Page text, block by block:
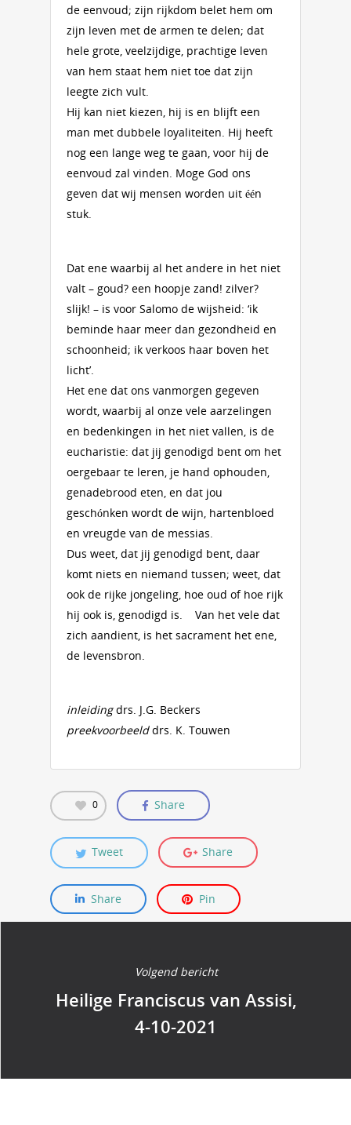
de eenvoud; zijn rijkdom belet hem om
zijn leven met de armen te delen; dat
hele grote, veelzijdige, prachtige leven
van hem staat hem niet toe dat zijn
leegte zich vult.
Hij kan niet kiezen, hij is en blijft een
man met dubbele loyaliteiten. Hij heeft
nog een lange weg te gaan, voor hij de
eenvoud zal vinden. Moge God ons
geven dat wij mensen worden uit één
stuk.
Dat ene waarbij al het andere in het niet
valt – goud? een hoopje zand! zilver?
slijk! – is voor Salomo de wijsheid: ‘ik
beminde haar meer dan gezondheid en
schoonheid; ik verkoos haar boven het
licht’.
Het ene dat ons vanmorgen gegeven
wordt, waarbij al onze vele aarzelingen
en bedenkingen in het niet vallen, is de
eucharistie: dat jij genodigd bent om het
oergebaar te leren, je hand ophouden,
genadebrood eten, en dat jou
geschónken wordt de wijn, hartenbloed
en vreugde van de messias.
Dus weet, dat jij genodigd bent, daar
komt niets en niemand tussen; weet, dat
ook de rijke jongeling, hoe oud of hoe rijk
hij ook is, genodigd is. Van het vele dat
zich aandient, is het sacrament het ene,
de levensbron.
inleidingdrs. J.G. Beckers
preekvoorbeelddrs. K. Touwen
0 Share
Tweet Share
Share Pin
Volgend bericht
Heilige Franciscus van Assisi,
4-10-2021